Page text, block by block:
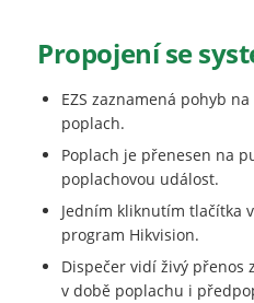
Propojení se
EZS zaznamená pohyb
poplach.
Poplach je přenesen na
poplachovou událost.
Jedním kliknutím tlačítka
program Hikvision.
Dispečer vidí živý přenos
v době poplachu i